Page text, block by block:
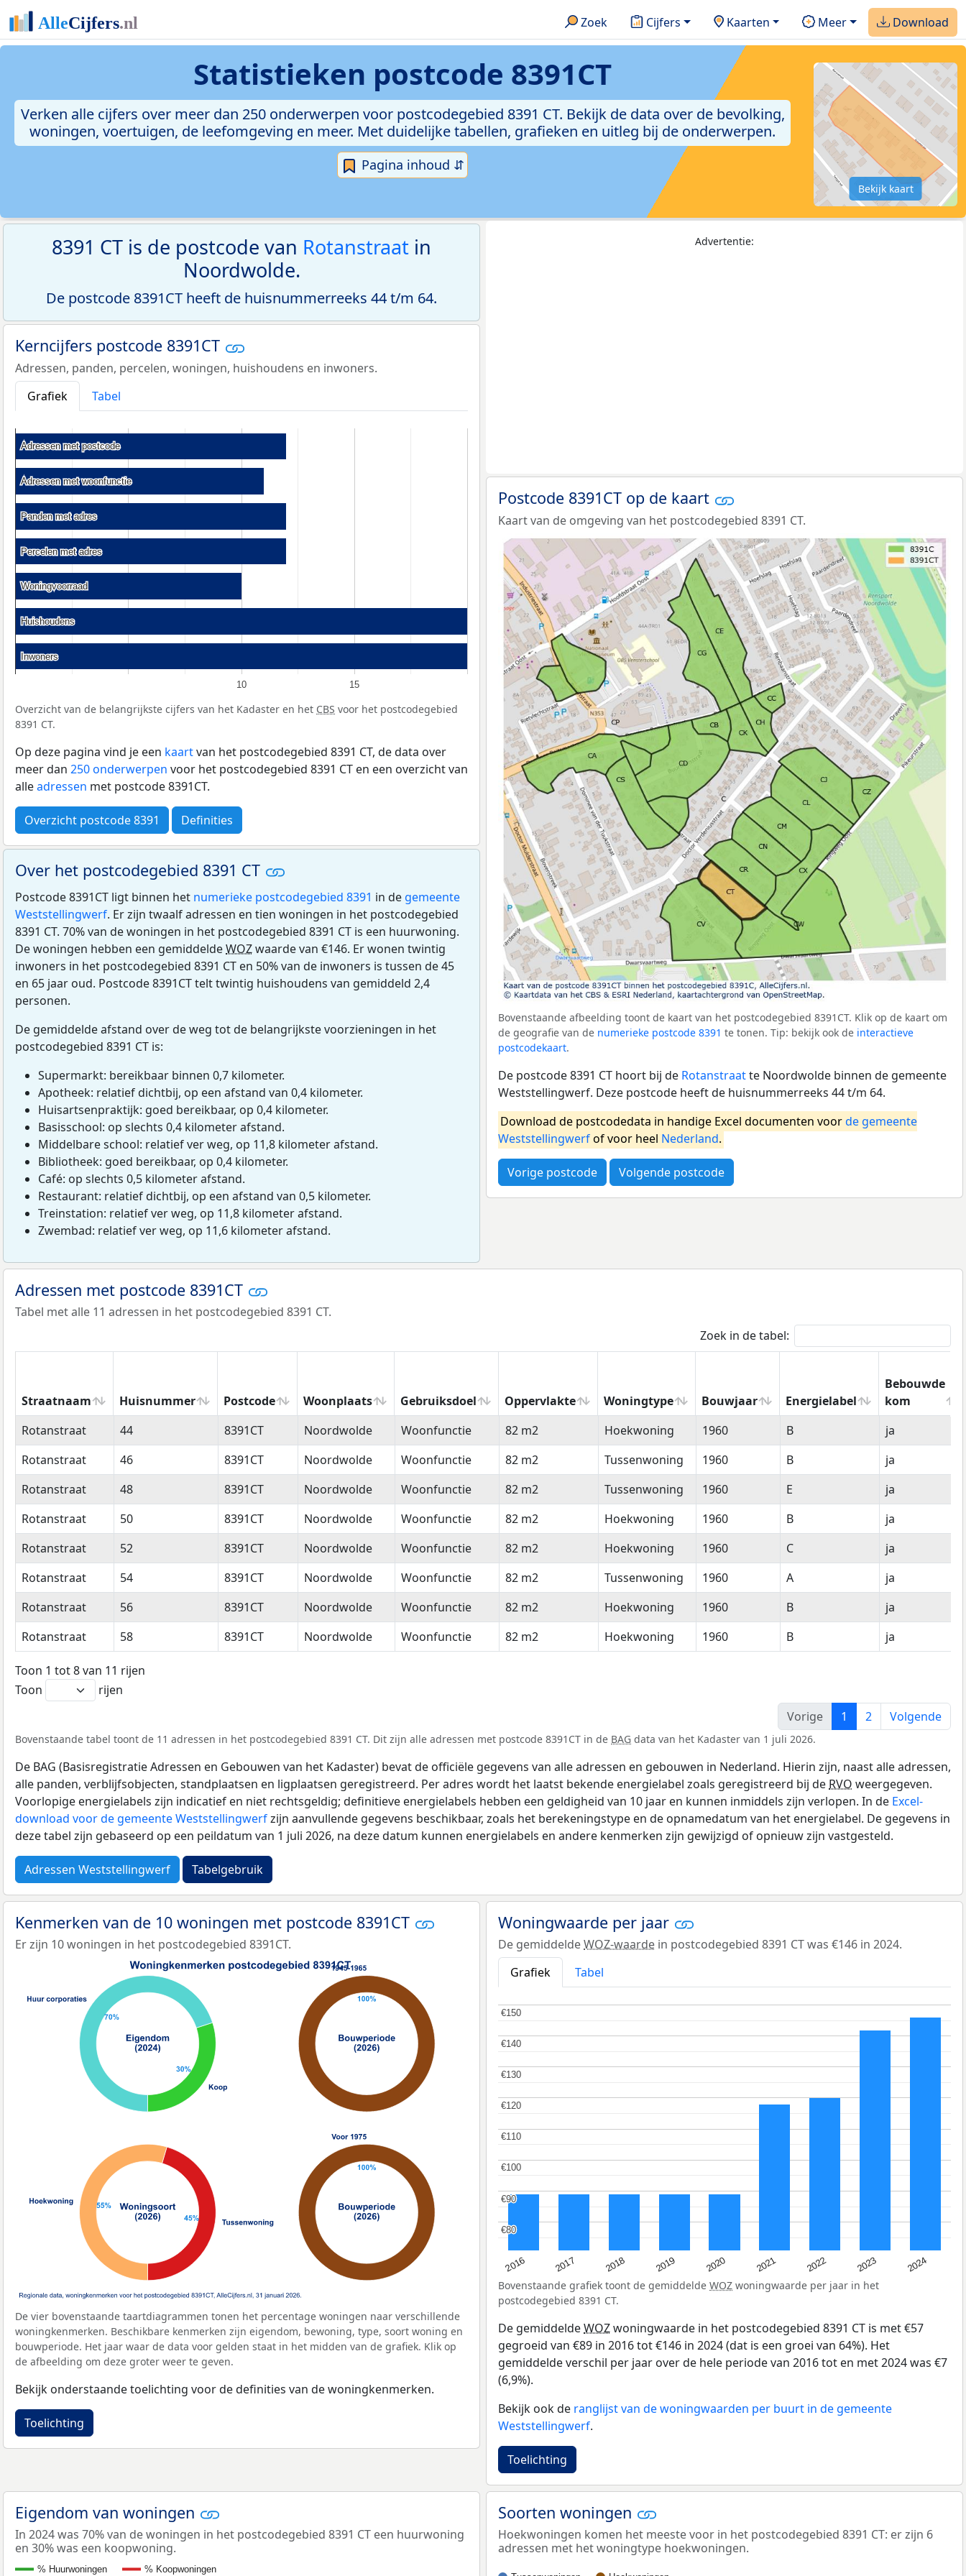
Zoek Cijfers Kaarten Meer Download
Statistieken postcode 8391CT
Verken alle cijfers over meer dan 250 onderwerpen voor postcodegebied 8391 CT. Bekijk de data over de bevolking,
woningen, voertuigen, de leefomgeving en meer. Met duidelijke tabellen, grafieken en uitleg bij de onderwerpen.
Pagina inhoud ⇵
Bekijk kaart
8391 CT is de postcode van Rotanstraat in
Noordwolde.
De postcode 8391CT heeft de huisnummerreeks 44 t/m 64.
Kerncijfers postcode 8391CT
Adressen, panden, percelen, woningen, huishoudens en inwoners.
Grafiek
Tabel
10 15
Adressen met postcode
Adressen met postcode
Adressen met woonfunctie
Adressen met woonfunctie
Panden met adres
Panden met adres
Percelen met adres
Percelen met adres
Woningvoorraad
Woningvoorraad
Huishoudens
Huishoudens
Inwoners
Inwoners
Overzicht van de belangrijkste cijfers van het Kadaster en het CBS voor het postcodegebied
8391 CT.
Op deze pagina vind je een kaartvan het postcodegebied 8391 CT, de data over
meer dan 250 onderwerpen voor het postcodegebied 8391 CT en een overzicht van
alleadressen met postcode 8391CT.
Overzicht postcode 8391 Definities
Over het postcodegebied 8391 CT
Postcode 8391CT ligt binnen het numerieke postcodegebied 8391 in de gemeente
Weststellingwerf. Er zijn twaalf adressen en tien woningen in het postcodegebied
8391 CT. 70% van de woningen in het postcodegebied 8391 CT is een huurwoning.
De woningen hebben een gemiddeldeWOZwaarde van €146. Er wonen twintig
inwoners in het postcodegebied 8391 CT en 50% van de inwoners is tussen de 45
en 65 jaar oud. Postcode 8391CT telt twintig huishoudens van gemiddeld 2,4
personen.
De gemiddelde afstand over de weg tot de belangrijkste voorzieningen in het
postcodegebied 8391 CT is:
Supermarkt: bereikbaar binnen 0,7 kilometer.
Apotheek: relatief dichtbij, op een afstand van 0,4 kilometer.
Huisartsenpraktijk: goed bereikbaar, op 0,4 kilometer.
Basisschool: op slechts 0,4 kilometer afstand.
Middelbare school: relatief ver weg, op 11,8 kilometer afstand.
Bibliotheek: goed bereikbaar, op 0,4 kilometer.
Café: op slechts 0,5 kilometer afstand.
Restaurant: relatief dichtbij, op een afstand van 0,5 kilometer.
Treinstation: relatief ver weg, op 11,8 kilometer afstand.
Zwembad: relatief ver weg, op 11,6 kilometer afstand.
Advertentie:
Postcode 8391CT op de kaart
Kaart van de omgeving van het postcodegebied 8391 CT.
Bovenstaande afbeelding toont de kaart van het postcodegebied 8391CT. Klik op de kaart om
de geografie van de numerieke postcode 8391 te tonen. Tip: bekijk ook de interactieve
postcodekaart.
De postcode 8391 CT hoort bij de Rotanstraatte Noordwolde binnen de gemeente
Weststellingwerf. Deze postcode heeft de huisnummerreeks 44 t/m 64.
Download de postcodedata in handige Excel documenten voorde gemeente
Weststellingwerfof voor heel Nederland.
Vorige postcode Volgende postcode
Adressen met postcode 8391CT
Tabel met alle 11 adressen in het postcodegebied 8391 CT.
Zoek in de tabel:
Straatnaam Huisnummer Postcode Woonplaats Gebruiksdoel Oppervlakte Woningtype Bouwjaar Energielabel
Bebouwde
kom
Straatnaam
Huisnummer Postcode Woonplaats Gebruiksdoel Oppervlakte Woningtype Bouwjaar Energielabel
Bebouwde
kom
Rotanstraat 44 8391CT Noordwolde Woonfunctie 82 m2 Hoekwoning 1960 B
ja
Rotanstraat
46 8391CT Noordwolde Woonfunctie 82 m2 Tussenwoning 1960 B
ja
Rotanstraat
48 8391CT Noordwolde Woonfunctie 82 m2 Tussenwoning 1960 E
ja
Rotanstraat
50 8391CT Noordwolde Woonfunctie 82 m2 Hoekwoning 1960 B
ja
Rotanstraat
52 8391CT Noordwolde Woonfunctie 82 m2 Hoekwoning 1960 C
ja
Rotanstraat
54 8391CT Noordwolde Woonfunctie 82 m2 Tussenwoning 1960 A
ja
Rotanstraat
56 8391CT Noordwolde Woonfunctie 82 m2 Hoekwoning 1960 B
ja
Rotanstraat
58 8391CT Noordwolde Woonfunctie 82 m2 Hoekwoning 1960 B ja
Toon 1 tot 8 van 11 rijen
Toon
rijen
Vorige
1 2 Volgende
Bovenstaande tabel toont de 11 adressen in het postcodegebied 8391 CT. Dit zijn alle adressen met postcode 8391CT in de BAG data van het Kadaster van 1 juli 2026.
De BAG (Basisregistratie Adressen en Gebouwen van het Kadaster) bevat de officiële gegevens van alle adressen en gebouwen in Nederland. Hierin zijn, naast alle adressen,
alle panden, verblijfsobjecten, standplaatsen en ligplaatsen geregistreerd. Per adres wordt het laatst bekende energielabel zoals geregistreerd bij de RVO weergegeven.
Voorlopige energielabels zijn indicatief en niet rechtsgeldig; definitieve energielabels hebben een geldigheid van 10 jaar en kunnen inmiddels zijn verlopen. In de Excel-
download voor de gemeente Weststellingwerfzijn aanvullende gegevens beschikbaar, zoals het berekeningstype en de opnamedatum van het energielabel. De gegevens in
deze tabel zijn gebaseerd op een peildatum van 1 juli 2026, na deze datum kunnen energielabels en andere kenmerken zijn gewijzigd of opnieuw zijn vastgesteld.
Adressen Weststellingwerf Tabelgebruik
Kenmerken van de 10 woningen met postcode 8391CT
Er zijn 10 woningen in het postcodegebied 8391CT.
De vier bovenstaande taartdiagrammen tonen het percentage woningen naar verschillende
woningkenmerken. Beschikbare kenmerken zijn eigendom, bewoning, type, soort woning en
bouwperiode. Het jaar waar de data voor gelden staat in het midden van de grafiek. Klik op
de afbeelding om deze groter weer te geven.
Bekijk onderstaande toelichting voor de definities van de woningkenmerken.
Toelichting
Woningwaarde per jaar
De gemiddeldeWOZ-waarde in postcodegebied 8391 CT was €146 in 2024.
Grafiek
Tabel
2016 2017 2018 2019 2020 2021 2022 2023 2024
€80
€80
€90
€90
€100
€100
€110
€110
€120
€120
€130
€130
€140
€140
€150
€150
Bovenstaande grafiek toont de gemiddelde WOZ woningwaarde per jaar in het
postcodegebied 8391 CT.
De gemiddeldeWOZwoningwaarde in het postcodegebied 8391 CT is met €57
gegroeid van €89 in 2016 tot €146 in 2024 (dat is een groei van 64%). Het
gemiddelde verschil per jaar over de hele periode van 2016 tot en met 2024 was €7
(6,9%).
Bekijk ook de ranglijst van de woningwaarden per buurt in de gemeente
Weststellingwerf.
Toelichting
Eigendom van woningen
In 2024 was 70% van de woningen in het postcodegebied 8391 CT een huurwoning
en 30% was een koopwoning.
% Huurwoningen % Koopwoningen
Soorten woningen
Hoekwoningen komen het meeste voor in het postcodegebied 8391 CT: er zijn 6
adressen met het woningtype hoekwoningen.